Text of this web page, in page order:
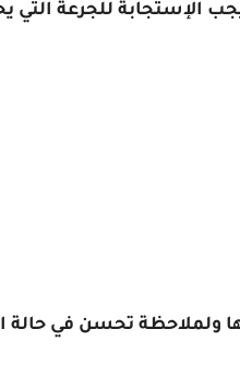
الإستجابة للجرعة التي